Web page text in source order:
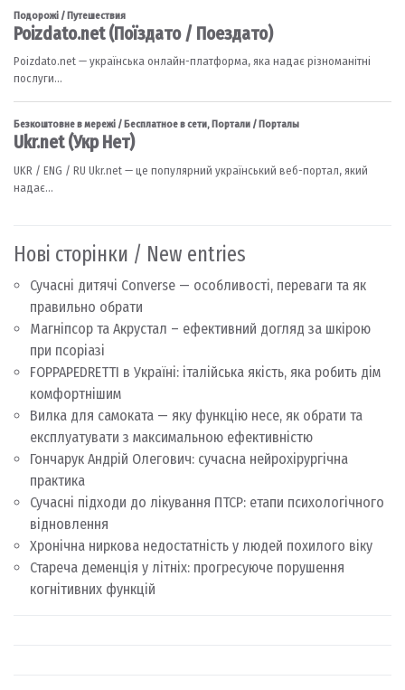
Нові сторінки / New entries
Сучасні дитячі Converse — особливості, переваги та як
правильно обрати
Магніпсор та Акрустал – ефективний догляд за шкірою
при псоріазі
FOPPAPEDRETTI в Україні: італійська якість, яка робить дім
комфортнішим
Вилка для самоката — яку функцію несе, як обрати та
експлуатувати з максимальною ефективністю
Гончарук Андрій Олегович: сучасна нейрохірургічна
практика
Сучасні підходи до лікування ПТСР: етапи психологічного
відновлення
Хронічна ниркова недостатність у людей похилого віку
Стареча деменція у літніх: прогресуюче порушення
когнітивних функцій